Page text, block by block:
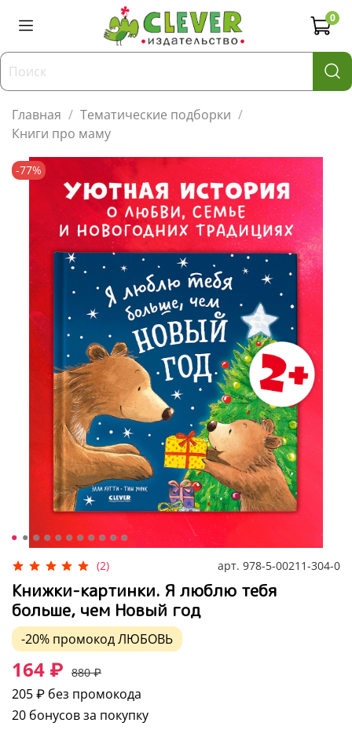
0
Главная
Тематические подборки
Книги про маму
-77%
(2) арт. 978-5-00211-304-0
Книжки-картинки. Я люблю тебя
больше, чем Новый год
-20% промокодЛЮБОВЬ
164 ₽ 880 ₽
205 ₽ без промокода
20 бонусов за покупку